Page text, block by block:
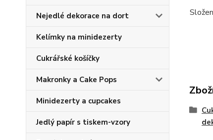
Nejedlé dekorace na dort
Kelímky na minidezerty
Cukrářské košíčky
Makronky a Cake Pops
Minidezerty a cupcakes
Jedlý papír s tiskem-vzory